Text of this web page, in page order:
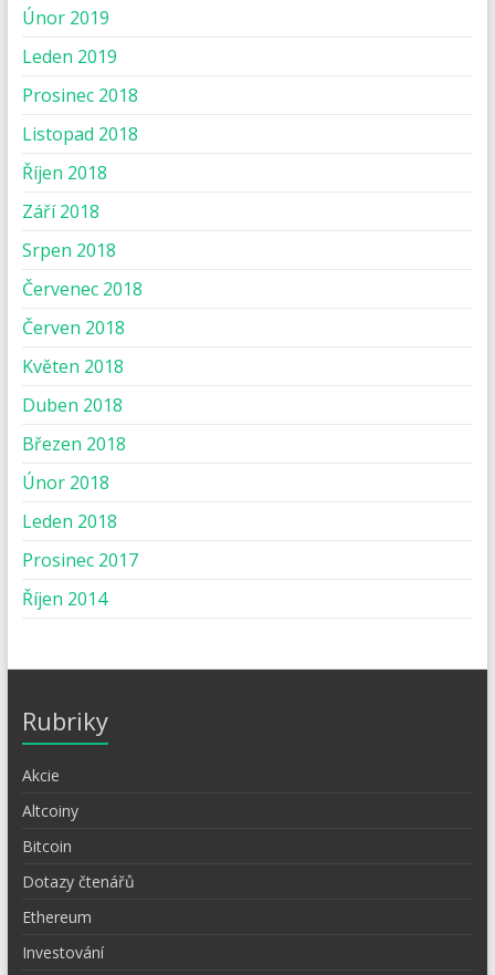
Únor 2019
Leden 2019
Prosinec 2018
Listopad 2018
Říjen 2018
Září 2018
Srpen 2018
Červenec 2018
Červen 2018
Květen 2018
Duben 2018
Březen 2018
Únor 2018
Leden 2018
Prosinec 2017
Říjen 2014
Rubriky
Akcie
Altcoiny
Bitcoin
Dotazy čtenářů
Ethereum
Investování